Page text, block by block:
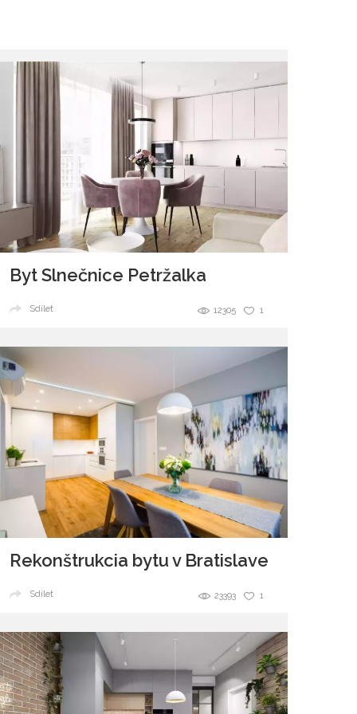
Byt Slnečnice Petržalka
1
12305
Sdílet
Rekonštrukcia bytu v Bratislave
1
23393
Sdílet